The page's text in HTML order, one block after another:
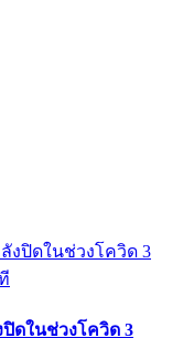
ดในช่วงโควิด 3